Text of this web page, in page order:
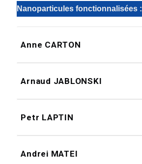
Nanoparticules fonctionnalisées :
Anne CARTON
Arnaud JABLONSKI
Petr LAPTIN
Andrei MATEI